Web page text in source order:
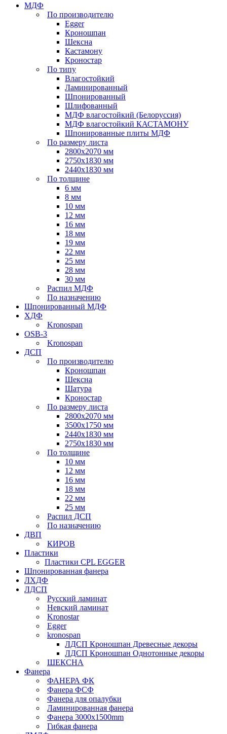
МДФ
По производителю
Egger
Кроношпан
Шексна
Кастамону
Кроностар
По типу
Влагостойкий
Ламинированный
Шпонированный
Шлифованный
МДФ влагостойкий (Белоруссия)
МДФ влагостойкий КАСТАМОНУ
Шпонированные плиты МДФ
По размеру листа
2800х2070 мм
2750х1830 мм
2440х1830 мм
По толщине
6 мм
8 мм
10 мм
12 мм
16 мм
18 мм
19 мм
22 мм
25 мм
28 мм
30 мм
Распил МДФ
По назначению
Шпонированный МДФ
ХДФ
Kronospan
OSB-3
Kronospan
ДСП
По производителю
Кроношпан
Шексна
Шатура
Кроностар
По размеру листа
2800х2070 мм
3500х1750 мм
2440х1830 мм
2750х1830 мм
По толщине
10 мм
12 мм
16 мм
18 мм
22 мм
25 мм
Распил ДСП
По назначению
ДВП
КИРОВ
Пластики
Пластики CPL EGGER
Шпонированная фанера
ЛХДФ
ЛДСП
Русский ламинат
Невский ламинат
Kronostar
Egger
kronospan
ЛДСП Кроношпан Древесные декоры
ЛДСП Кроношпан Однотонные декоры
ШЕКСНА
Фанера
ФАНЕРА ФК
Фанера ФСФ
Фанера для опалубки
Ламинированная фанера
Фанера 3000х1500mm
Гибкая фанера